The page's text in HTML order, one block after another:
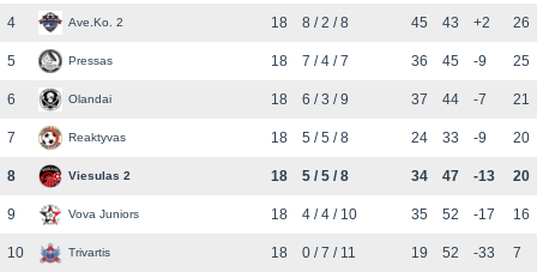
4 Ave.Ko. 2 18 8 / 2 / 8 45 43 +2 26
5 Pressas 18 7 / 4 / 7 36 45 -9 25
6 Olandai 18 6 / 3 / 9 37 44 -7 21
7 Reaktyvas 18 5 / 5 / 8 24 33 -9 20
8 Viesulas 2 18 5 / 5 / 8 34 47 -13 20
9 Vova Juniors 18 4 / 4 / 10 35 52 -17 16
10 Trivartis 18 0 / 7 / 11 19 52 -33 7